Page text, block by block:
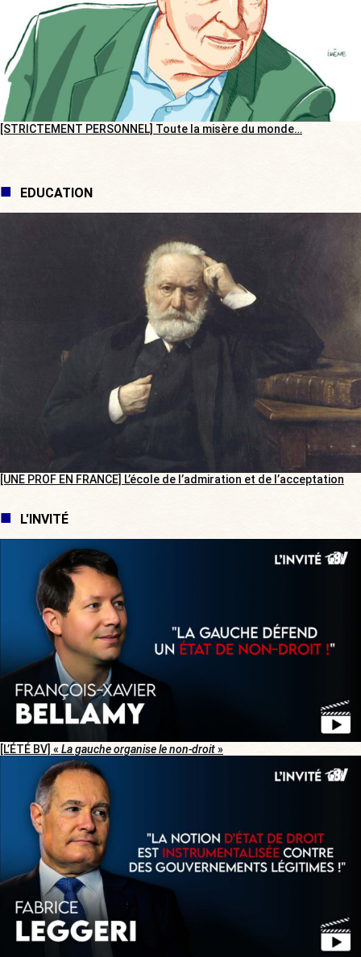
[STRICTEMENT PERSONNEL] Toute la misère du monde…
EDUCATION
[UNE PROF EN FRANCE] L’école de l’admiration et de l’acceptation
L'INVITÉ
[L’ÉTÉ BV] « La gauche organise le non-droit»